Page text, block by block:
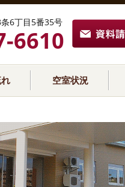
6丁目5番35号
6610
空室状況